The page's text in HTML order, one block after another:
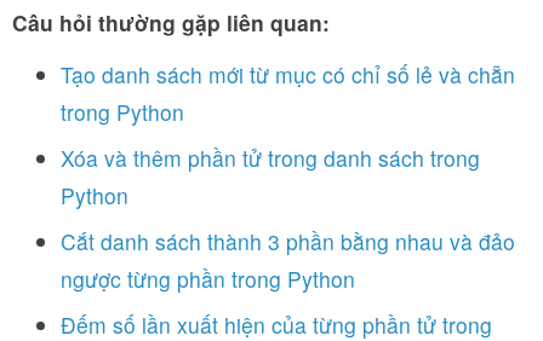
Câu hỏi thường gặp liên quan:
Tạo danh sách mới từ mục có chỉ số lẻ và chẵn
trong Python
Xóa và thêm phần tử trong danh sách trong
Python
Cắt danh sách thành 3 phần bằng nhau và đảo
ngược từng phần trong Python
Đếm số lần xuất hiện của từng phần tử trong